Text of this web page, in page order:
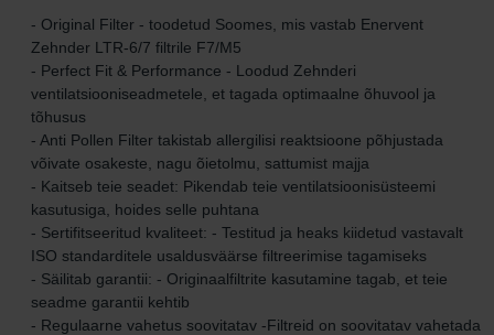
- Original Filter - toodetud Soomes, mis vastab Enervent
Zehnder LTR-6/7 filtrile F7/M5
- Perfect Fit & Performance - Loodud Zehnderi
ventilatsiooniseadmetele, et tagada optimaalne õhuvool ja
tõhusus
- Anti Pollen Filter takistab allergilisi reaktsioone põhjustada
võivate osakeste, nagu õietolmu, sattumist majja
- Kaitseb teie seadet: Pikendab teie ventilatsioonisüsteemi
kasutusiga, hoides selle puhtana
- Sertifitseeritud kvaliteet: - Testitud ja heaks kiidetud vastavalt
ISO standarditele usaldusväärse filtreerimise tagamiseks
- Säilitab garantii: - Originaalfiltrite kasutamine tagab, et teie
seadme garantii kehtib
- Regulaarne vahetus soovitatav -Filtreid on soovitatav vahetada